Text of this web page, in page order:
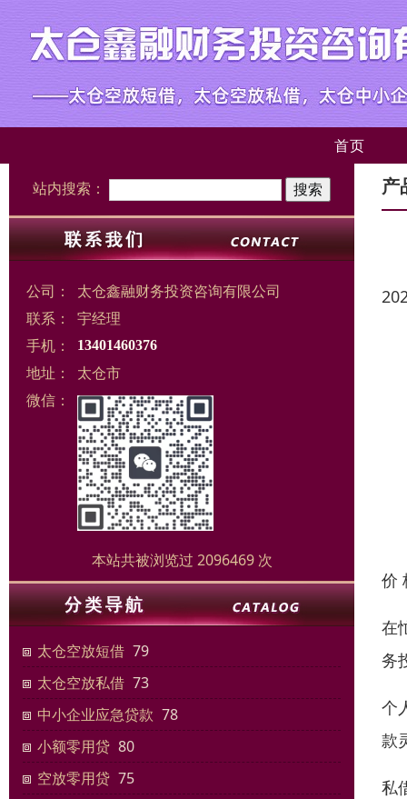
首页
站内搜索：
公司：
太仓鑫融财务投资咨询有限公司
联系：
宇经理
手机：
13401460376
地址：
太仓市
微信：
本站共被浏览过 2096469 次
太仓空放短借 79
太仓空放私借 73
中小企业应急贷款 78
小额零用贷 80
空放零用贷 75
产
价
在
务
个
款
私